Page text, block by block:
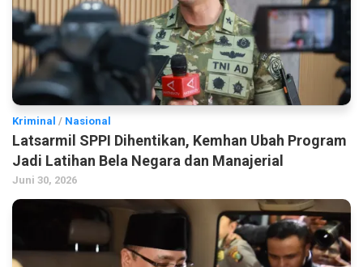
Kriminal / Nasional
Latsarmil SPPI Dihentikan, Kemhan Ubah Program
Jadi Latihan Bela Negara dan Manajerial
Juni 30, 2026